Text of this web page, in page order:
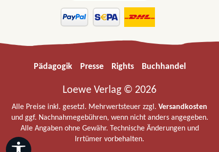
Pädagogik Presse Rights Buchhandel
Loewe Verlag © 2026
Alle Preise inkl. gesetzl. Mehrwertsteuer zzgl. Versandkosten
und ggf. Nachnahmegebühren, wenn nicht anders angegeben.
Alle Angaben ohne Gewähr. Technische Änderungen und
Irrtümer vorbehalten.
Werkzeugleiste anzeigen